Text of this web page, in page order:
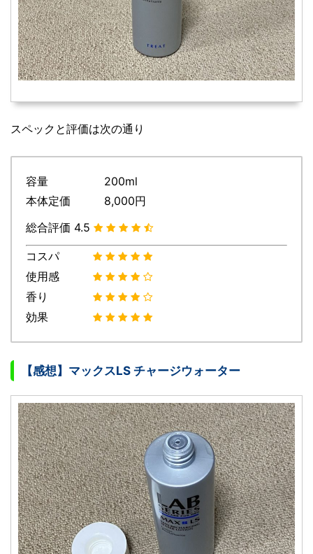
スペックと評価は次の通り
容量 200ml
本体定価 8,000円
総合評価 4.5
コスパ
使用感
香り
効果
【感想】マックスLS チャージウォーター